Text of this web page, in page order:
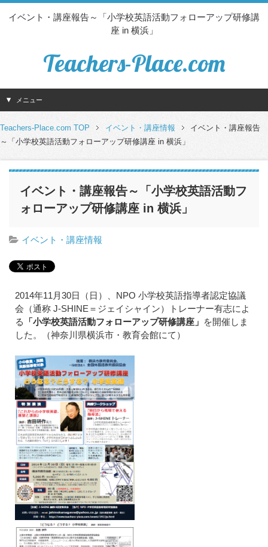
イベント・講座報告～「小学校英語活動フォローアップ研修講
座 in 横浜」
Teachers-Place.com
メニュー
Teachers-Place.com TOP イベント・講座情報
イベント・講座報告
～「小学校英語活動フォローアップ研修講座 in 横浜」
イベント・講座報告～「小学校英語活動フ
ォローアップ研修講座 in 横浜」
イベント・講座情報
2014年11月30日（日）、NPO 小学校英語指導者認定協議
会（通称 J-SHINE＝ジェイシャイン）トレーナー有志によ
る
「小学校英語活動フォローアップ研修講座」 を開催しま
した。（神奈川県横浜市・教育会館にて）